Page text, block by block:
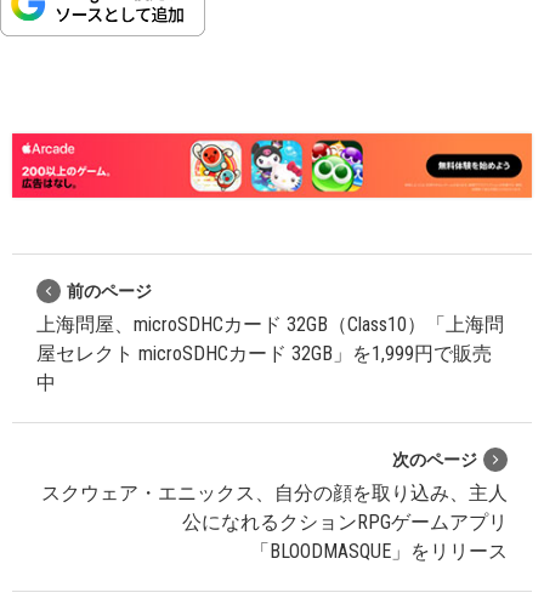
前のページ
上海問屋、microSDHCカード 32GB（Class10）「上海問
屋セレクト microSDHCカード 32GB」を1,999円で販売
中
次のページ
スクウェア・エニックス、自分の顔を取り込み、主人
公になれるクションRPGゲームアプリ
「BLOODMASQUE」をリリース